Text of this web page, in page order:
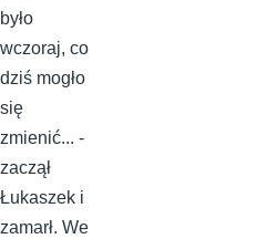
było
wczoraj, co
dziś mogło
się
zmienić... -
zaczął
Łukaszek i
zamarł. We